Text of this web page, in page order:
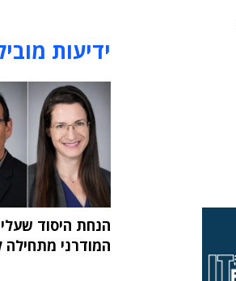
ידיעות
הנחת היסוד
המודרני